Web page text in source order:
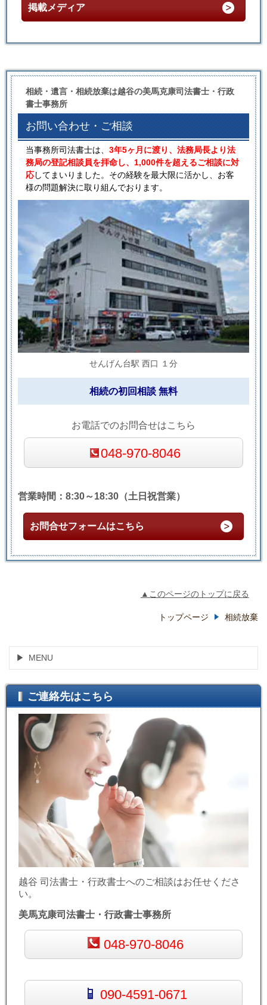
掲載メディア
相続・遺言・相続放棄は越谷の美馬克康司法書士・行政
書士事務所
お問い合わせ・ご相談
当事務所司法書士は、 3年5ヶ月に渡り、法務局長より法
務局の登記相談員を拝命し、1,000件を超えるご相談に対
応してまいりました。その経験を最大限に活かし、お客
様の問題解決に取り組んでおります。
せんげん台駅 西口 １分
相続の初回相談 無料
お電話でのお問合せはこちら
048-970-8046
営業時間：8:30～18:30（土日祝営業）
お問合せフォームはこちら
▲このページのトップに戻る
トップページ 相続放棄
MENU
ご連絡先はこちら
越谷 司法書士・行政書士へのご相談はお任せくださ
い。
美馬克康司法書士・行政書士事務所
048-970-8046
090-4591-0671